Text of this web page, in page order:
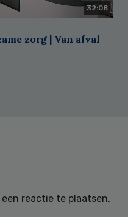
32:08
zorg | Van afval
een reactie te plaatsen.